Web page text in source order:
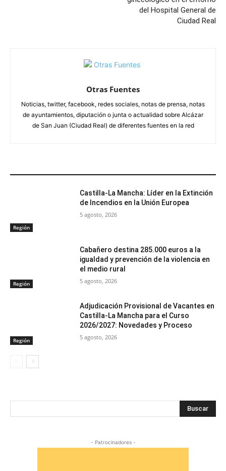
del Hospital General de
Ciudad Real
Otras Fuentes
Noticias, twitter, facebook, redes sociales, notas de prensa, notas
de ayuntamientos, diputación o junta o actualidad sobre Alcázar
de San Juan (Ciudad Real) de diferentes fuentes en la red
Región
Castilla-La Mancha: Líder en la Extinción
de Incendios en la Unión Europea
5 agosto, 2026
Región
Cabañero destina 285.000 euros a la
igualdad y prevención de la violencia en
el medio rural
5 agosto, 2026
Región
Adjudicación Provisional de Vacantes en
Castilla-La Mancha para el Curso
2026/2027: Novedades y Proceso
5 agosto, 2026
Buscar
- Patrocinadores -